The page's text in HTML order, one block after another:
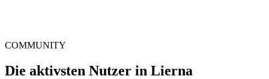
COMMUNITY
Die aktivsten Nutzer in Lierna